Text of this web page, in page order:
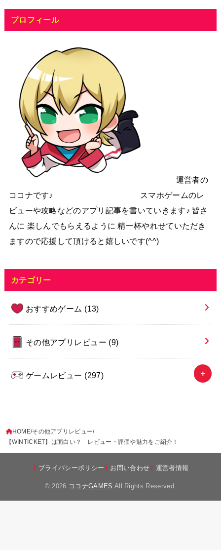
プロフィール
運営者の
ココナです♪ スマホゲームのレ
ビューや攻略などのアプリ記事を書いていきます♪ 皆さ
んに 楽しんでもらえるように 精一杯やれせていただき
ますので応援して頂けると嬉しいです(^^)
カテゴリー
おすすめゲーム (13)
その他アプリレビュー (9)
ゲームレビュー (297)
HOME その他アプリレビュー
【WINTICKET】は面白い？ レビュー・評価や魅力をご紹介！
プライバシーポリシー お問い合わせ 運営者情報
© 2026 ココナGAMES All Rights Reserved.